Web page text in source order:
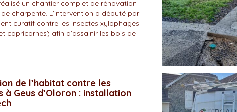
un chantier complet de rénovation
charpente. L’intervention a débuté par
curatif contre les insectes xylophages
capricornes) afin d’assainir les bois de
de l’habitat contre les
à Geus d’Oloron : installation